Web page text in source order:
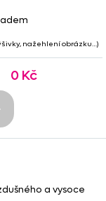
nažehlení obrázku…)
0 Kč
a vysoce